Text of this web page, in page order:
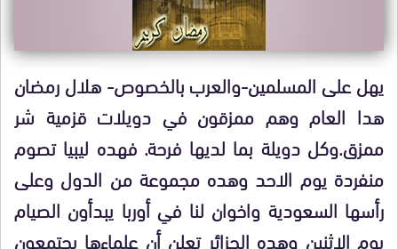
يهل على المسلمين-والعرب بالخصوص- هلال رمضان
هدا العام وهم ممزقون في دويلات قزمية شر
ممزق.وكل دويلة بما لديها فرحة. فهده ليبيا تصوم
منفردة يوم الاحد وهده مجموعة من الدول وعلى
رأسها السعودية واخوان لنا في أوربا يبدأون الصيام
يوم الاثنين وهده الجزائر تعلن أن علماءها يجتمعون